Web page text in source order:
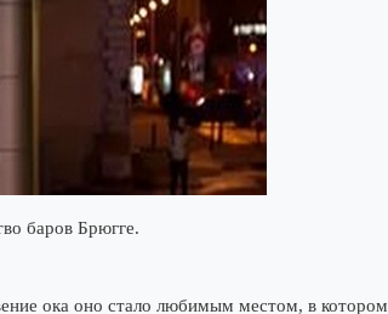
баров Брюгге.
ока оно стало любимым местом, в